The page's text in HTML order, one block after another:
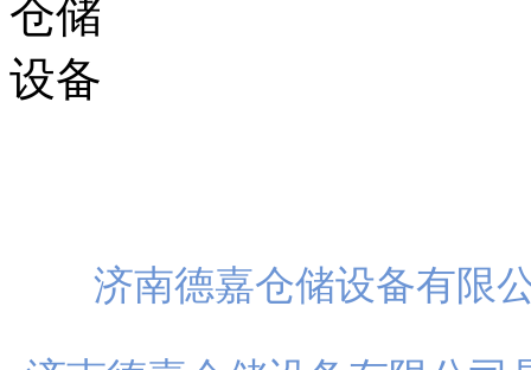
济南德嘉仓储设备有